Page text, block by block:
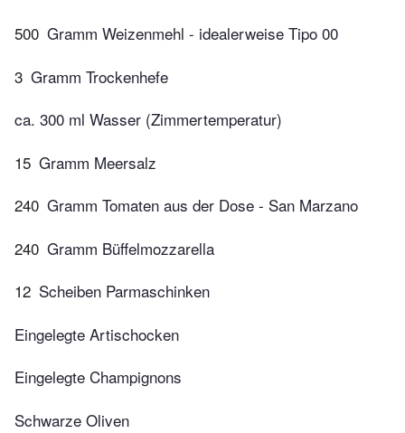
500 Gramm Weizenmehl - idealerweise Tipo 00
3 Gramm Trockenhefe
ca. 300 ml Wasser (Zimmertemperatur)
15 Gramm Meersalz
240 Gramm Tomaten aus der Dose - San Marzano
240 Gramm Büffelmozzarella
12 Scheiben Parmaschinken
Eingelegte Artischocken
Eingelegte Champignons
Schwarze Oliven